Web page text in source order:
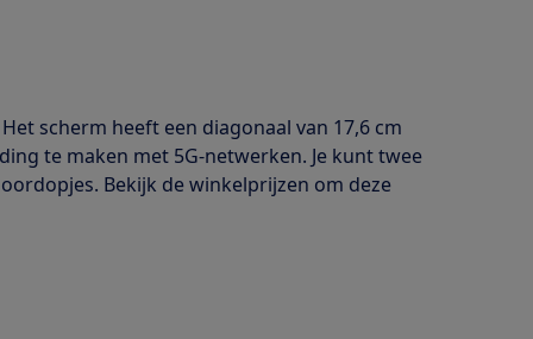
scherm heeft een diagonaal van 17,6 cm
te maken met 5G-netwerken. Je kunt twee
Bekijk de winkelprijzen om deze